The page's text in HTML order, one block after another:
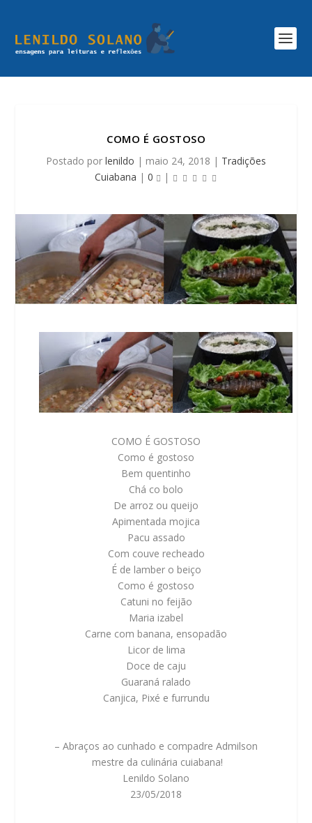
COMO É GOSTOSO
Postado por lenildo | maio 24, 2018 | Tradições
Cuiabana | 0 |
COMO É GOSTOSO
Como é gostoso
Bem quentinho
Chá co bolo
De arroz ou queijo
Apimentada mojica
Pacu assado
Com couve recheado
É de lamber o beiço
Como é gostoso
Catuni no feijão
Maria izabel
Carne com banana, ensopadão
Licor de lima
Doce de caju
Guaraná ralado
Canjica, Pixé e furrundu
– Abraços ao cunhado e compadre Admilson
mestre da culinária cuiabana!
Lenildo Solano
23/05/2018